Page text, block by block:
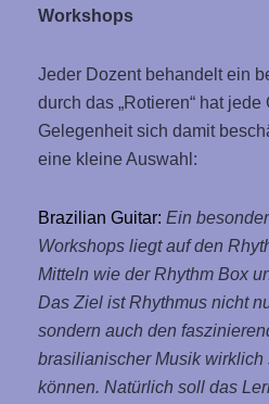
Workshops
Jeder Dozent behandelt ein
durch das „Rotieren“ hat jede
Gelegenheit sich damit
eine kleine Auswahl:
Brazilian Guitar: Ein
Workshops liegt auf den
Mitteln wie der Rhythm Box
Das Ziel ist Rhythmus nicht
sondern auch den
brasilianischer Musik wirklich
können. Natürlich soll das